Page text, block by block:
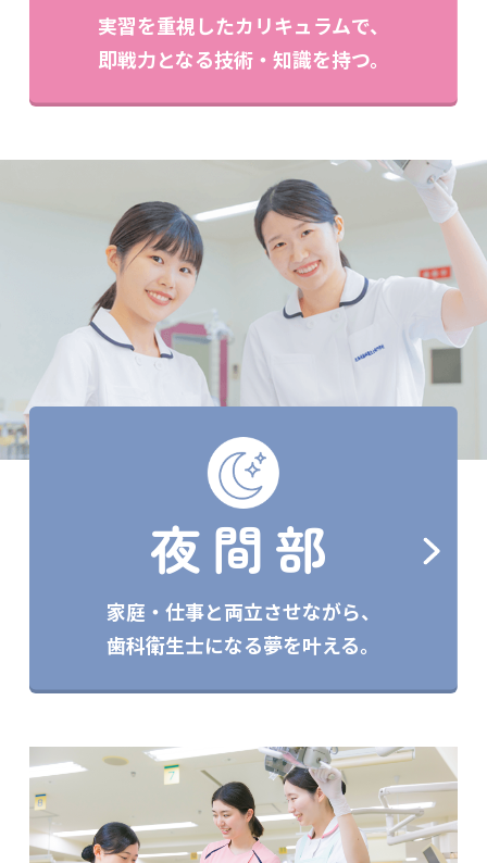
実習を重視したカリキュラムで、
即戦力となる技術・知識を持つ。
夜間部
家庭・仕事と両立させながら、
歯科衛生士になる夢を叶える。